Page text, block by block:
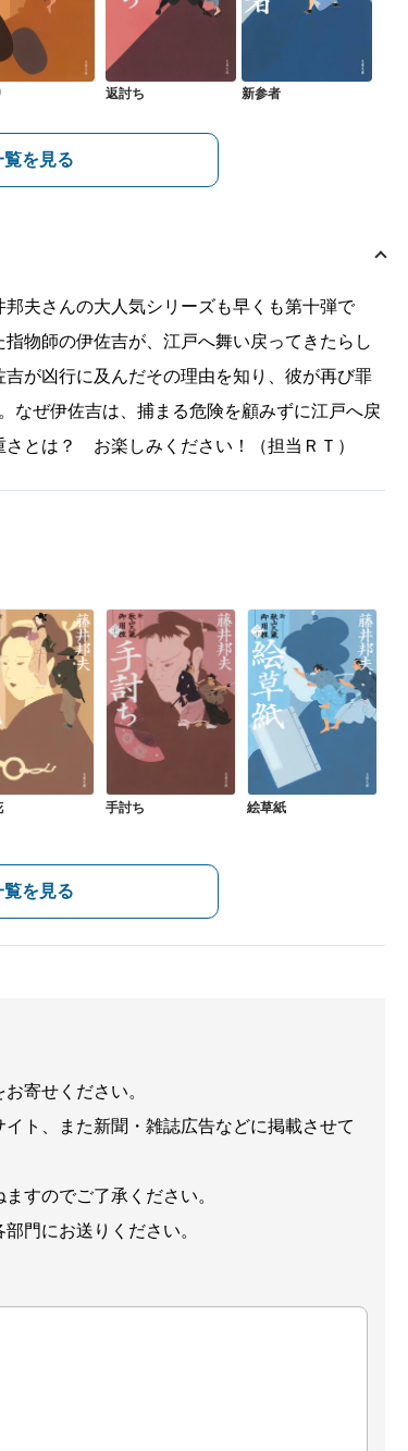
返討ち 新参者
覧を見る
夫さんの大人気シリーズも早くも第十弾で
物師の伊佐吉が、江戸へ舞い戻ってきたらし
が凶行に及んだその理由を知り、彼が再び罪
なぜ伊佐吉は、捕まる危険を顧みずに江戸へ戻
とは？ お楽しみください！（担当ＲＴ）
手討ち 絵草紙
覧を見る
寄せください。
ト、また新聞・雑誌広告などに掲載させて
すのでご了承ください。
部門にお送りください。